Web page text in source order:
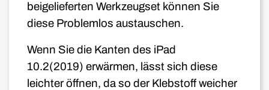
beigelieferten Werkzeugset können Sie
diese Problemlos austauschen.
Wenn Sie die Kanten des iPad
10.2(2019) erwärmen, lässt sich diese
leichter öffnen, da so der Klebstoff weicher